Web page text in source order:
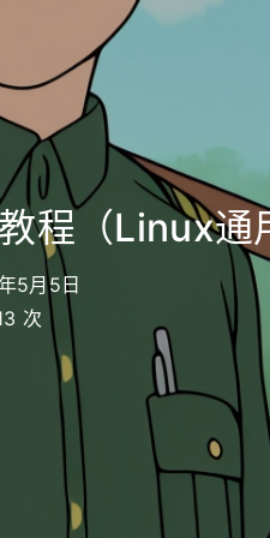
程（Linux通
5月5日
次